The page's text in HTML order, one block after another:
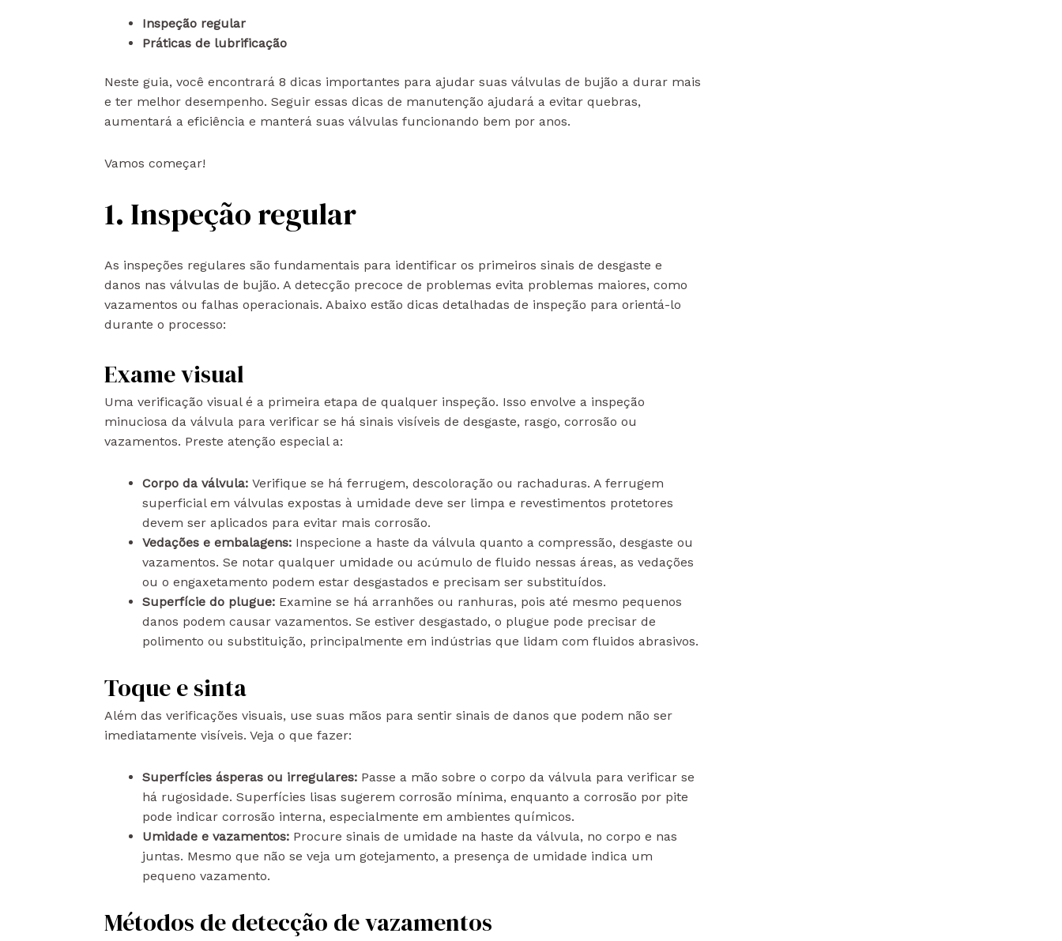
Inspeção regular
Práticas de lubrificação
Neste guia, você encontrará 8 dicas importantes para ajudar suas válvulas de bujão a durar mais
e ter melhor desempenho. Seguir essas dicas de manutenção ajudará a evitar quebras,
aumentará a eficiência e manterá suas válvulas funcionando bem por anos.
Vamos começar!
1. Inspeção regular
As inspeções regulares são fundamentais para identificar os primeiros sinais de desgaste e
danos nas válvulas de bujão. A detecção precoce de problemas evita problemas maiores, como
vazamentos ou falhas operacionais. Abaixo estão dicas detalhadas de inspeção para orientá-lo
durante o processo:
Exame visual
Uma verificação visual é a primeira etapa de qualquer inspeção. Isso envolve a inspeção
minuciosa da válvula para verificar se há sinais visíveis de desgaste, rasgo, corrosão ou
vazamentos. Preste atenção especial a:
Corpo da válvula: Verifique se há ferrugem, descoloração ou rachaduras. A ferrugem
superficial em válvulas expostas à umidade deve ser limpa e revestimentos protetores
devem ser aplicados para evitar mais corrosão.
Vedações e embalagens: Inspecione a haste da válvula quanto a compressão, desgaste ou
vazamentos. Se notar qualquer umidade ou acúmulo de fluido nessas áreas, as vedações
ou o engaxetamento podem estar desgastados e precisam ser substituídos.
Superfície do plugue: Examine se há arranhões ou ranhuras, pois até mesmo pequenos
danos podem causar vazamentos. Se estiver desgastado, o plugue pode precisar de
polimento ou substituição, principalmente em indústrias que lidam com fluidos abrasivos.
Toque e sinta
Além das verificações visuais, use suas mãos para sentir sinais de danos que podem não ser
imediatamente visíveis. Veja o que fazer:
Superfícies ásperas ou irregulares: Passe a mão sobre o corpo da válvula para verificar se
há rugosidade. Superfícies lisas sugerem corrosão mínima, enquanto a corrosão por pite
pode indicar corrosão interna, especialmente em ambientes químicos.
Umidade e vazamentos: Procure sinais de umidade na haste da válvula, no corpo e nas
juntas. Mesmo que não se veja um gotejamento, a presença de umidade indica um
pequeno vazamento.
Métodos de detecção de vazamentos